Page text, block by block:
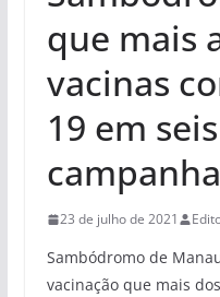
que mais
vacinas
19 em
campanha
23 de julho de 2021
Sambódromo de
vacinação que mais